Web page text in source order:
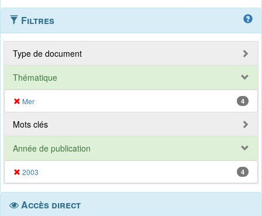
Filtres
Type de document
Thématique
Mer 4
Mots clés
Année de publication
2003 4
Accès direct